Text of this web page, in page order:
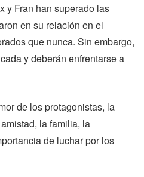
y Fran han superado las
en su relación en el
que nunca. Sin embargo,
y deberán enfrentarse a
de los protagonistas, la
la familia, la
de luchar por los